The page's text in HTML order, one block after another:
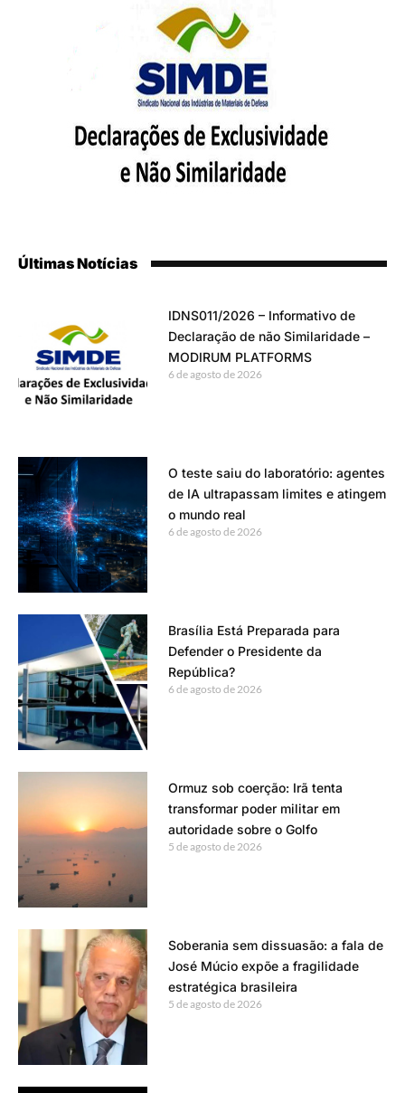
Últimas Notícias
IDNS011/2026 – Informativo de
Declaração de não Similaridade –
MODIRUM PLATFORMS
6 de agosto de 2026
O teste saiu do laboratório: agentes
de IA ultrapassam limites e atingem
o mundo real
6 de agosto de 2026
Brasília Está Preparada para
Defender o Presidente da
República?
6 de agosto de 2026
Ormuz sob coerção: Irã tenta
transformar poder militar em
autoridade sobre o Golfo
5 de agosto de 2026
Soberania sem dissuasão: a fala de
José Múcio expõe a fragilidade
estratégica brasileira
5 de agosto de 2026